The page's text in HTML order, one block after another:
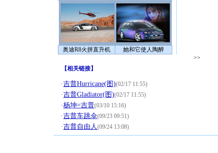
奥迪R8火拼直升机 她和它使人陶醉
>>
【相关链接】
·吉普Hurricane(图)(02/17 11:55)
·吉普Gladiator(图)(02/17 11:55)
·杨坤=吉普(03/10 15:16)
·吉普车跳伞(09/23 09:51)
·吉普自由人(09/24 13:08)